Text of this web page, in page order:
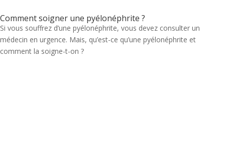
Comment soigner une pyélonéphrite ?
Si vous souffrez d’une pyélonéphrite, vous devez consulter un
médecin en urgence. Mais, qu’est-ce qu’une pyélonéphrite et
comment la soigne-t-on ?